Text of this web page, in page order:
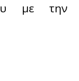
με την